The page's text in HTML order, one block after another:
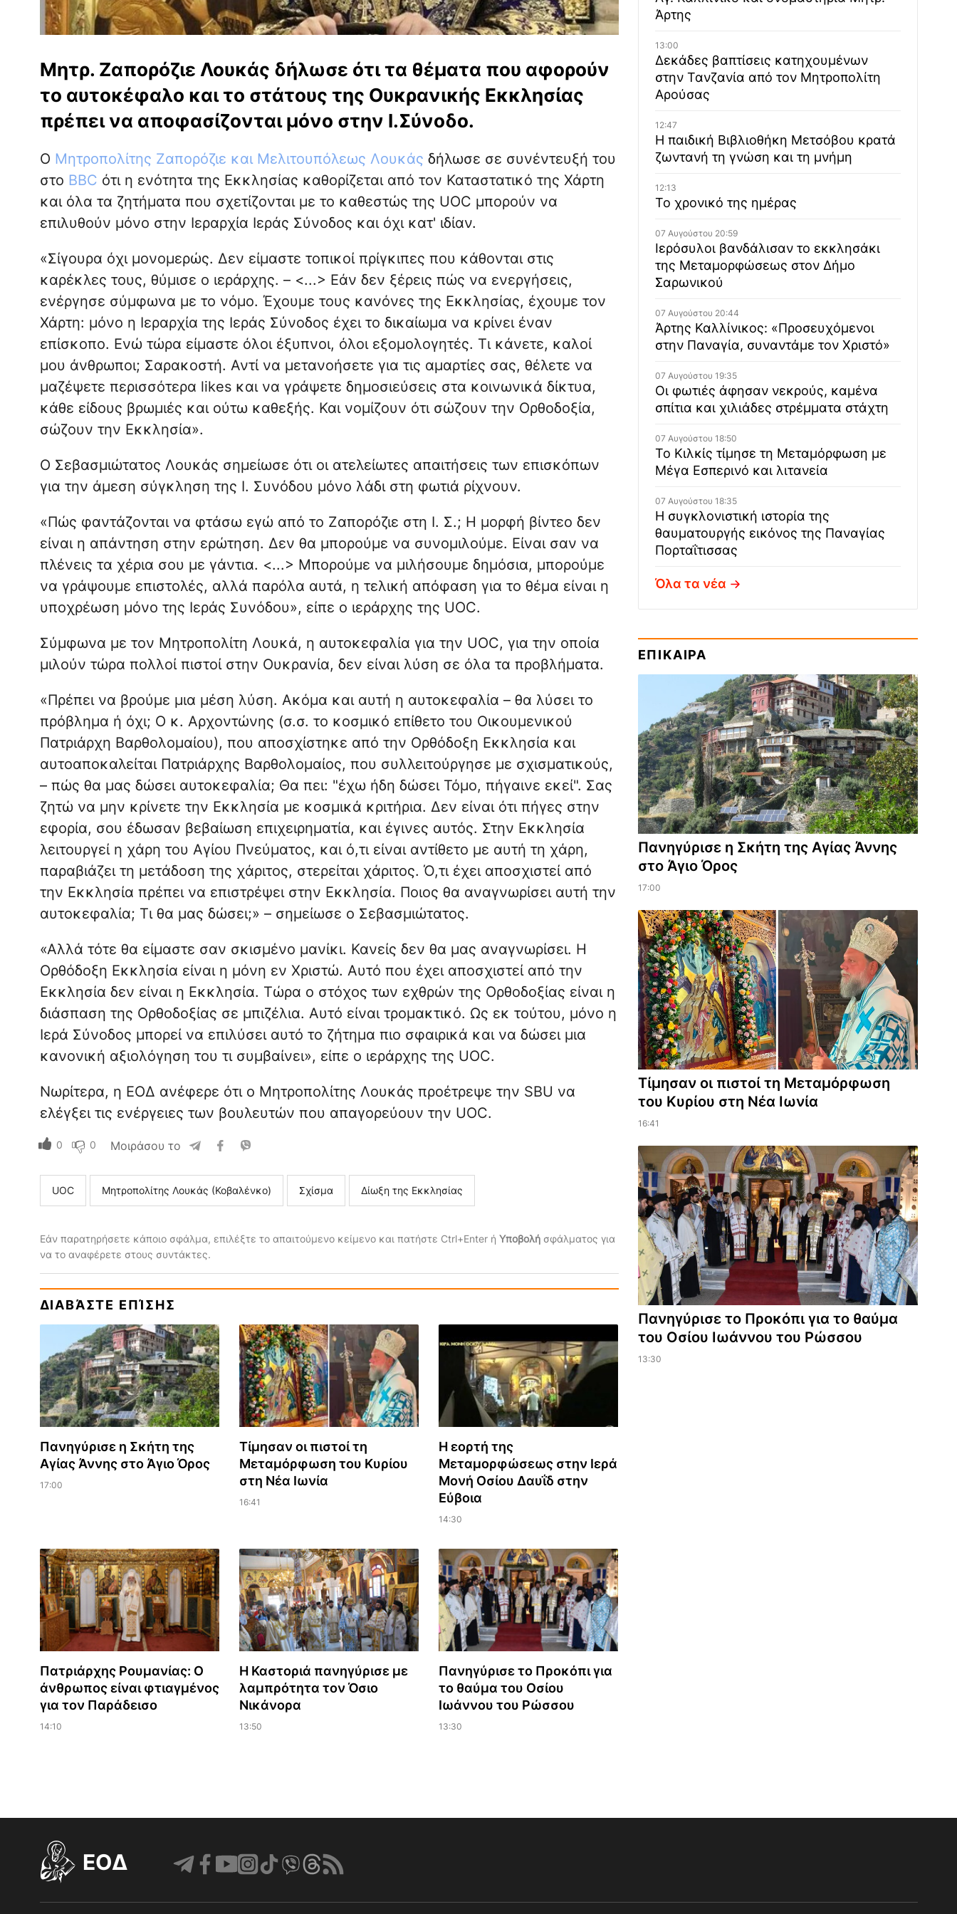
Μητρ. Ζαπορόζιε Λουκάς δήλωσε ότι τα θέματα που αφορούν
το αυτοκέφαλο και το στάτους της Ουκρανικής Εκκλησίας
πρέπει να αποφασίζονται μόνο στην Ι.Σύνοδο.
Ο Μητροπολίτης Ζαπορόζιε και Μελιτουπόλεως Λουκάς δήλωσε σε συνέντευξή του
στο BBC ότι η ενότητα της Εκκλησίας καθορίζεται από τον Καταστατικό της Χάρτη
και όλα τα ζητήματα που σχετίζονται με το καθεστώς της UOC μπορούν να
επιλυθούν μόνο στην Ιεραρχία Ιεράς Σύνοδος και όχι κατ' ιδίαν.
«Σίγουρα όχι μονομερώς. Δεν είμαστε τοπικοί πρίγκιπες που κάθονται στις
καρέκλες τους, θύμισε ο ιεράρχης. – <...> Εάν δεν ξέρεις πώς να ενεργήσεις,
ενέργησε σύμφωνα με το νόμο. Έχουμε τους κανόνες της Εκκλησίας, έχουμε τον
Χάρτη: μόνο η Ιεραρχία της Ιεράς Σύνοδος έχει το δικαίωμα να κρίνει έναν
επίσκοπο. Ενώ τώρα είμαστε όλοι έξυπνοι, όλοι εξομολογητές. Τι κάνετε, καλοί
μου άνθρωποι; Σαρακοστή. Αντί να μετανοήσετε για τις αμαρτίες σας, θέλετε να
μαζέψετε περισσότερα likes και να γράψετε δημοσιεύσεις στα κοινωνικά δίκτυα,
κάθε είδους βρωμιές και ούτω καθεξής. Και νομίζουν ότι σώζουν την Ορθοδοξία,
σώζουν την Εκκλησία».
Ο Σεβασμιώτατος Λουκάς σημείωσε ότι οι ατελείωτες απαιτήσεις των επισκόπων
για την άμεση σύγκληση της Ι. Συνόδου μόνο λάδι στη φωτιά ρίχνουν.
«Πώς φαντάζονται να φτάσω εγώ από το Ζαπορόζιε στη Ι. Σ.; Η μορφή βίντεο δεν
είναι η απάντηση στην ερώτηση. Δεν θα μπορούμε να συνομιλούμε. Είναι σαν να
πλένεις τα χέρια σου με γάντια. <...> Μπορούμε να μιλήσουμε δημόσια, μπορούμε
να γράψουμε επιστολές, αλλά παρόλα αυτά, η τελική απόφαση για το θέμα είναι η
υποχρέωση μόνο της Ιεράς Συνόδου», είπε ο ιεράρχης της UOC.
Σύμφωνα με τον Μητροπολίτη Λουκά, η αυτοκεφαλία για την UOC, για την οποία
μιλούν τώρα πολλοί πιστοί στην Ουκρανία, δεν είναι λύση σε όλα τα προβλήματα.
«Πρέπει να βρούμε μια μέση λύση. Ακόμα και αυτή η αυτοκεφαλία – θα λύσει το
πρόβλημα ή όχι; Ο κ. Αρχοντώνης (σ.σ. το κοσμικό επίθετο του Οικουμενικού
Πατριάρχη Βαρθολομαίου), που αποσχίστηκε από την Ορθόδοξη Εκκλησία και
αυτοαποκαλείται Πατριάρχης Βαρθολομαίος, που συλλειτούργησε με σχισματικούς,
– πώς θα μας δώσει αυτοκεφαλία; Θα πει: "έχω ήδη δώσει Τόμο, πήγαινε εκεί". Σας
ζητώ να μην κρίνετε την Εκκλησία με κοσμικά κριτήρια. Δεν είναι ότι πήγες στην
εφορία, σου έδωσαν βεβαίωση επιχειρηματία, και έγινες αυτός. Στην Εκκλησία
λειτουργεί η χάρη του Αγίου Πνεύματος, και ό,τι είναι αντίθετο με αυτή τη χάρη,
παραβιάζει τη μετάδοση της χάριτος, στερείται χάριτος. Ό,τι έχει αποσχιστεί από
την Εκκλησία πρέπει να επιστρέψει στην Εκκλησία. Ποιος θα αναγνωρίσει αυτή την
αυτοκεφαλία; Τι θα μας δώσει;» – σημείωσε ο Σεβασμιώτατος.
«Αλλά τότε θα είμαστε σαν σκισμένο μανίκι. Κανείς δεν θα μας αναγνωρίσει. Η
Ορθόδοξη Εκκλησία είναι η μόνη εν Χριστώ. Αυτό που έχει αποσχιστεί από την
Εκκλησία δεν είναι η Εκκλησία. Τώρα ο στόχος των εχθρών της Ορθοδοξίας είναι η
διάσπαση της Ορθοδοξίας σε μπιζέλια. Αυτό είναι τρομακτικό. Ως εκ τούτου, μόνο η
Ιερά Σύνοδος μπορεί να επιλύσει αυτό το ζήτημα πιο σφαιρικά και να δώσει μια
κανονική αξιολόγηση του τι συμβαίνει», είπε ο ιεράρχης της UOC.
Νωρίτερα, η ΕΟΔ ανέφερε ότι ο Μητροπολίτης Λουκάς προέτρεψε την SBU να
ελέγξει τις ενέργειες των βουλευτών που απαγορεύουν την UOC.
0 0 Μοιράσου το
UOC Μητροπολίτης Λουκάς (Κοβαλένκο) Σχίσμα Δίωξη της Εκκλησίας
Εάν παρατηρήσετε κάποιο σφάλμα, επιλέξτε το απαιτούμενο κείμενο και πατήστε Ctrl+Enter ή Υποβολήσφάλματος για
να το αναφέρετε στους συντάκτες.
ΔΙΑΒΆΣΤΕ ΕΠΊΣΗΣ
Πανηγύρισε η Σκήτη της
Αγίας Άννης στο Άγιο Όρος
17:00
Τίμησαν οι πιστοί τη
Μεταμόρφωση του Κυρίου
στη Νέα Ιωνία
16:41
Η εορτή της
Μεταμορφώσεως στην Ιερά
Μονή Οσίου Δαυΐδ στην
Εύβοια
14:30
Πατριάρχης Ρουμανίας: Ο
άνθρωπος είναι φτιαγμένος
για τον Παράδεισο
14:10
Η Καστοριά πανηγύρισε με
λαμπρότητα τον Όσιο
Νικάνορα
13:50
Πανηγύρισε το Προκόπι για
το θαύμα του Οσίου
Ιωάννου του Ρώσσου
13:30
Άρτης
13:00
Δεκάδες βαπτίσεις κατηχουμένων
στην Τανζανία από τον Μητροπολίτη
Αρούσας
12:47
Η παιδική Βιβλιοθήκη Μετσόβου κρατά
ζωντανή τη γνώση και τη μνήμη
12:13
Το χρονικό της ημέρας
07 Αυγούστου 20:59
Ιερόσυλοι βανδάλισαν το εκκλησάκι
της Μεταμορφώσεως στον Δήμο
Σαρωνικού
07 Αυγούστου 20:44
Άρτης Καλλίνικος: «Προσευχόμενοι
στην Παναγία, συναντάμε τον Χριστό»
07 Αυγούστου 19:35
Οι φωτιές άφησαν νεκρούς, καμένα
σπίτια και χιλιάδες στρέμματα στάχτη
07 Αυγούστου 18:50
Το Κιλκίς τίμησε τη Μεταμόρφωση με
Μέγα Εσπερινό και λιτανεία
07 Αυγούστου 18:35
Η συγκλονιστική ιστορία της
θαυματουργής εικόνος της Παναγίας
Πορταΐτισσας
Όλα τα νέα
ΕΠΙΚΑΙΡΑ
Πανηγύρισε η Σκήτη της Αγίας Άννης
στο Άγιο Όρος
17:00
Τίμησαν οι πιστοί τη Μεταμόρφωση
του Κυρίου στη Νέα Ιωνία
16:41
Πανηγύρισε το Προκόπι για το θαύμα
του Οσίου Ιωάννου του Ρώσσου
13:30
EOΔ